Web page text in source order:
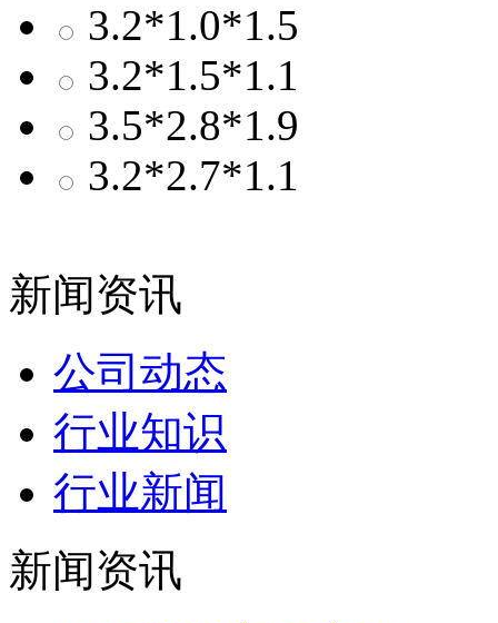
3.2*1.0*1.5
3.2*1.5*1.1
3.5*2.8*1.9
3.2*2.7*1.1
新闻资讯
公司动态
行业知识
行业新闻
新闻资讯